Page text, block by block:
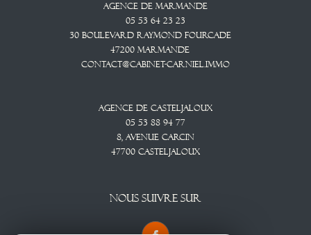
Agence De Marmande
05 53 64 23 23
30 Boulevard Raymond Fourcade
47200
Marmande
contact@cabinet-carniel.immo
Agence De Casteljaloux
05 53 88 94 77
8, Avenue CARCIN
47700
CASTELJALOUX
NOUS SUIVRE SUR